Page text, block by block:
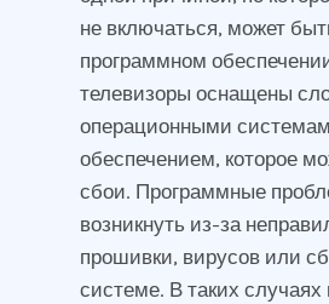
не включаться, может
программном
телевизоры оснащены
операционными
обеспечением, которое
сбои. Программные
возникнуть из-за
прошивки, вирусов или
системе. В таких случаях